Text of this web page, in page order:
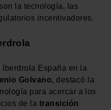
la tecnología, las
incentivadores.
España en la
Golvano, destacó la
para acercar a los
de la transición